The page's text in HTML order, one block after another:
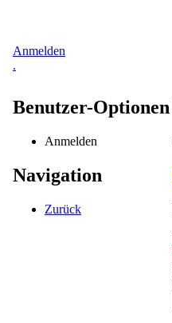
Anmelden
.
Benutzer-Optionen
Anmelden
Navigation
Zurück